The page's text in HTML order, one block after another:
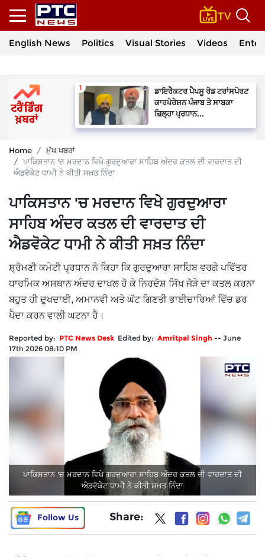
English News Politics Visual Stories Videos
ਡਾਇਰੈਕਟਰ ਪੈਪਸੂ ਰੋਡ ਟਰਾਂਸਪੋਰਟ
ਕਾਰਪੋਰੇਸ਼ਨ ਪੰਜਾਬ ਤੇ ਸਾਬਕਾ
ਜ਼ਿਲ੍ਹਾ ਪ੍ਰਧਾਨ...
Home
ਮੁੱਖ ਖਬਰਾਂ
ਪਾਕਿਸਤਾਨ 'ਚ ਮਰਦਾਨ ਵਿਖੇ ਗੁਰਦੁਆਰਾ ਸਾਹਿਬ ਅੰਦਰ ਕਤਲ ਦੀ ਵਾਰਦਾਤ ਦੀ
ਐਡਵੋਕੇਟ ਧਾਮੀ ਨੇ ਕੀਤੀ ਸਖ਼ਤ ਨਿੰਦਾ
ਪਾਕਿਸਤਾਨ 'ਚ ਮਰਦਾਨ ਵਿਖੇ ਗੁਰਦੁਆਰਾ
ਸਾਹਿਬ ਅੰਦਰ ਕਤਲ ਦੀ ਵਾਰਦਾਤ ਦੀ
ਐਡਵੋਕੇਟ ਧਾਮੀ ਨੇ ਕੀਤੀ ਸਖ਼ਤ ਨਿੰਦਾ
ਸ਼੍ਰੋਮਣੀ ਕਮੇਟੀ ਪ੍ਰਧਾਨ ਨੇ ਕਿਹਾ ਕਿ ਗੁਰਦੁਆਰਾ ਸਾਹਿਬ ਵਰਗੇ ਪਵਿੱਤਰ
ਧਾਰਮਿਕ ਅਸਥਾਨ ਅੰਦਰ ਦਾਖਲ ਹੋ ਕੇ ਨਿਰਦੋਸ਼ ਸਿੱਖ ਜੋੜੇ ਦਾ ਕਤਲ ਕਰਨਾ
ਬਹੁਤ ਹੀ ਦੁਖਦਾਈ, ਅਮਾਨਵੀ ਅਤੇ ਘੱਟ ਗਿਣਤੀ ਭਾਈਚਾਰਿਆਂ ਵਿੱਚ ਡਰ
ਪੈਦਾ ਕਰਨ ਵਾਲੀ ਘਟਨਾ ਹੈ।
Reported by: PTC News Desk Edited by: Amritpal Singh -- June
17th 2026 08:10 PM
ਪਾਕਿਸਤਾਨ 'ਚ ਮਰਦਾਨ ਵਿਖੇ ਗੁਰਦੁਆਰਾ ਸਾਹਿਬ ਅੰਦਰ ਕਤਲ ਦੀ ਵਾਰਦਾਤ ਦੀ
ਐਡਵੋਕੇਟ ਧਾਮੀ ਨੇ ਕੀਤੀ ਸਖ਼ਤ ਨਿੰਦਾ
Follow Us Share: